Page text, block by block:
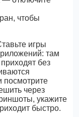
чтобы
игры
там
без
посмотрите
через
укажите
быстро.